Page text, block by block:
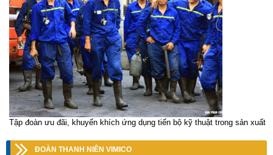
Tập đoàn ưu đãi, khuyến khích ứng dụng tiến bộ kỹ thuật trong sản xuất
ĐOÀN THANH NIÊN VIMICO